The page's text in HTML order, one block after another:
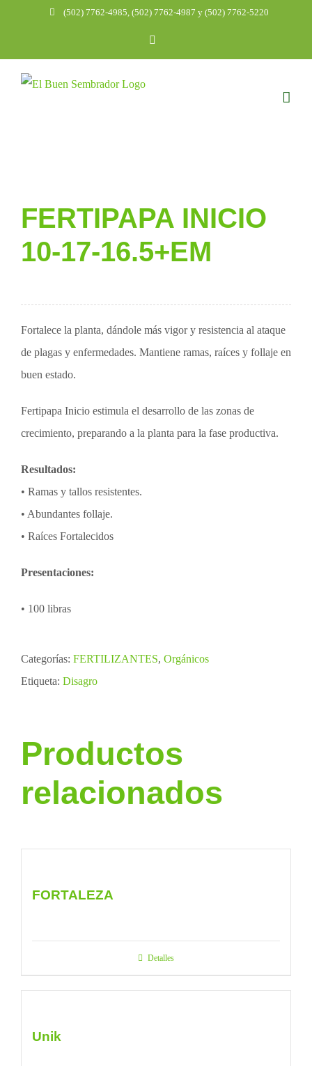
(502) 7762-4985, (502) 7762-4987 y (502) 7762-5220
FERTIPAPA INICIO
10-17-16.5+EM
Fortalece la planta, dándole más vigor y resistencia al ataque
de plagas y enfermedades. Mantiene ramas, raíces y follaje en
buen estado.
Fertipapa Inicio estimula el desarrollo de las zonas de
crecimiento, preparando a la planta para la fase productiva.
Resultados:
• Ramas y tallos resistentes.
• Abundantes follaje.
• Raíces Fortalecidos
Presentaciones:
• 100 libras
Categorías: FERTILIZANTES, Orgánicos
Etiqueta: Disagro
Productos
relacionados
FORTALEZA
Detalles
Unik